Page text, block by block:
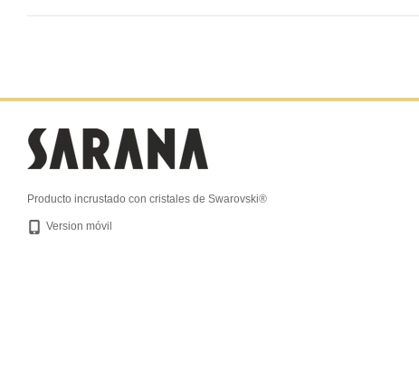
Producto incrustado con cristales de Swarovski®
Version móvil